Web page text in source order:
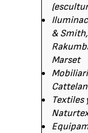
&
Marset
Textiles